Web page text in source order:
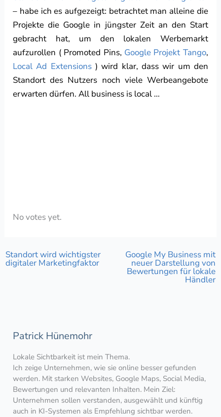
– habe ich es aufgezeigt: betrachtet man alleine die
Projekte die Google in jüngster Zeit an den Start
gebracht hat, um den lokalen Werbemarkt
aufzurollen ( Promoted Pins, Google Projekt Tango,
Local Ad Extensions) wird klar, dass wir um den
Standort des Nutzers noch viele Werbeangebote
erwarten dürfen. All business is local …
No votes yet.
Standort wird wichtigster
digitaler Marketingfaktor
Google My Business mit
neuer Darstellung von
Bewertungen für lokale
Händler
Patrick Hünemohr
Lokale Sichtbarkeit ist mein Thema.
Ich zeige Unternehmen, wie sie online besser gefunden
werden. Mit starken Websites, Google Maps, Social Media,
Bewertungen und relevanten Inhalten. Mein Ziel:
Unternehmen sollen verstanden, ausgewählt und künftig
auch in KI-Systemen als Empfehlung sichtbar werden.